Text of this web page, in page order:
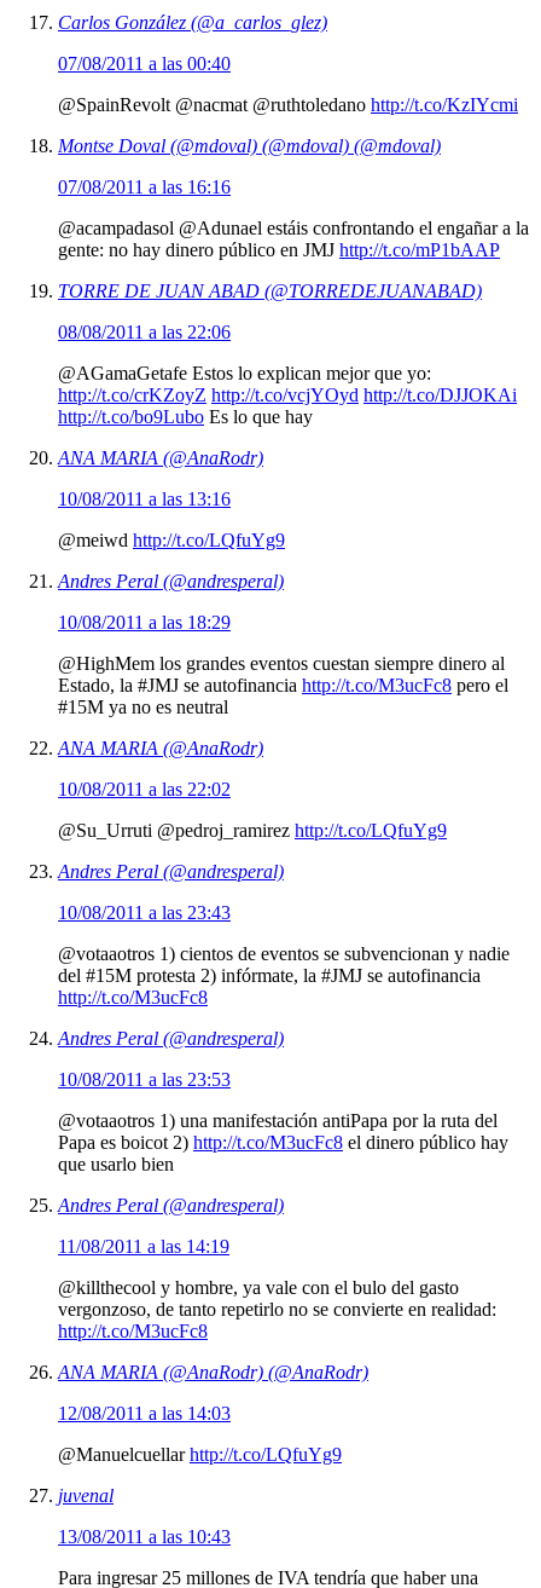
Carlos González (@a_carlos_glez)
07/08/2011 a las 00:40
@SpainRevolt @nacmat @ruthtoledano http://t.co/KzIYcmi
Montse Doval (@mdoval) (@mdoval) (@mdoval)
07/08/2011 a las 16:16
@acampadasol @Adunael estáis confrontando el engañar a la
gente: no hay dinero público en JMJ http://t.co/mP1bAAP
TORRE DE JUAN ABAD (@TORREDEJUANABAD)
08/08/2011 a las 22:06
@AGamaGetafe Estos lo explican mejor que yo:
http://t.co/crKZoyZ http://t.co/vcjYOyd http://t.co/DJJOKAi
http://t.co/bo9Lubo Es lo que hay
ANA MARIA (@AnaRodr)
10/08/2011 a las 13:16
@meiwd http://t.co/LQfuYg9
Andres Peral (@andresperal)
10/08/2011 a las 18:29
@HighMem los grandes eventos cuestan siempre dinero al
Estado, la #JMJ se autofinancia http://t.co/M3ucFc8 pero el
#15M ya no es neutral
ANA MARIA (@AnaRodr)
10/08/2011 a las 22:02
@Su_Urruti @pedroj_ramirez http://t.co/LQfuYg9
Andres Peral (@andresperal)
10/08/2011 a las 23:43
@votaaotros 1) cientos de eventos se subvencionan y nadie
del #15M protesta 2) infórmate, la #JMJ se autofinancia
http://t.co/M3ucFc8
Andres Peral (@andresperal)
10/08/2011 a las 23:53
@votaaotros 1) una manifestación antiPapa por la ruta del
Papa es boicot 2) http://t.co/M3ucFc8 el dinero público hay
que usarlo bien
Andres Peral (@andresperal)
11/08/2011 a las 14:19
@killthecool y hombre, ya vale con el bulo del gasto
vergonzoso, de tanto repetirlo no se convierte en realidad:
http://t.co/M3ucFc8
ANA MARIA (@AnaRodr) (@AnaRodr)
12/08/2011 a las 14:03
@Manuelcuellarhttp://t.co/LQfuYg9
juvenal
13/08/2011 a las 10:43
Para ingresar 25 millones de IVA tendría que haber una